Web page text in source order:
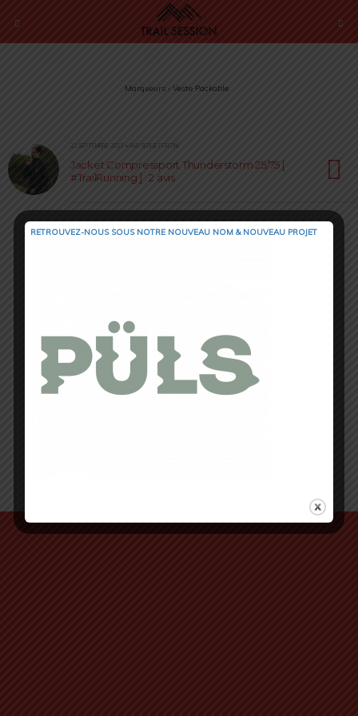
Marqueurs › Veste Packable :
22 SEPTEMBRE 2023 • PAR SERGE FORTINI
Jacket Compressport Thunderstorm 25/75 [
#TrailRunning ] : 2 avis
RETROUVEZ-NOUS SOUS NOTRE NOUVEAU NOM & NOUVEAU PROJET